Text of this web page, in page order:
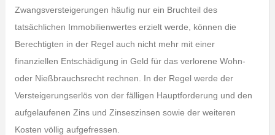
Zwangsversteigerungen häufig nur ein Bruchteil des
tatsächlichen Immobilienwertes erzielt werde, können die
Berechtigten in der Regel auch nicht mehr mit einer
finanziellen Entschädigung in Geld für das verlorene Wohn-
oder Nießbrauchsrecht rechnen. In der Regel werde der
Versteigerungserlös von der fälligen Hauptforderung und den
aufgelaufenen Zins und Zinseszinsen sowie der weiteren
Kosten völlig aufgefressen.